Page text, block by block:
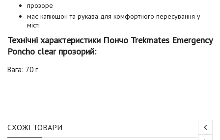
прозоре
має капюшон та рукава для комфортного пересування у
місті
Технічні характеристики Пончо Trekmates Emergency
Poncho clear прозорий:
Вага: 70 г
СХОЖІ ТОВАРИ